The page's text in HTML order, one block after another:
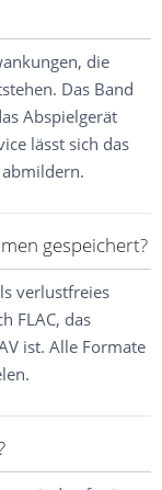
die
Das Band
Abspielgerät
lässt sich das
gespeichert?
verlustfreies
FLAC, das
ist. Alle Formate